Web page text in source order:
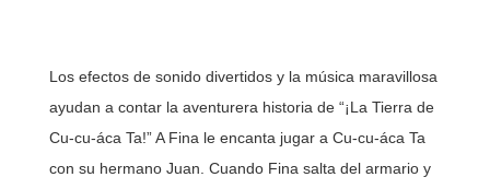
Los efectos de sonido divertidos y la música maravillosa
ayudan a contar la aventurera historia de “¡La Tierra de
Cu-cu-áca Ta!” A Fina le encanta jugar a Cu-cu-áca Ta
con su hermano Juan. Cuando Fina salta del armario y